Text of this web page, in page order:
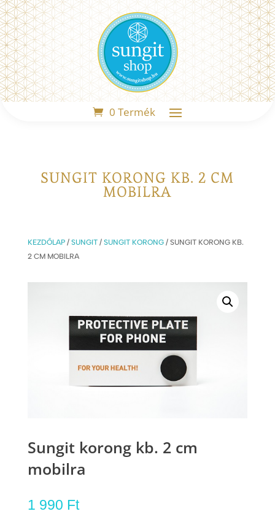
0 Termék
SUNGIT KORONG KB. 2 CM
MOBILRA
KEZDŐLAP/ SUNGIT/ SUNGIT KORONG/ SUNGIT KORONG KB.
2 CM MOBILRA
Sungit korong kb. 2 cm
mobilra
1 990 Ft